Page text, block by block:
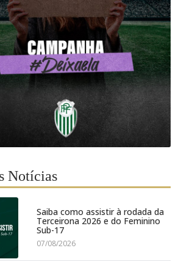
Notícias
Saiba como assistir à rodada da
Terceirona 2026 e do Feminino
Sub-17
07/08/2026